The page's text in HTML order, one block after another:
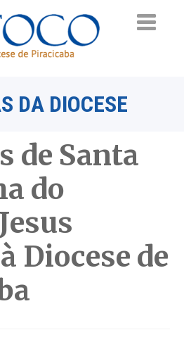
DA DIOCESE
de Santa
do
Diocese de